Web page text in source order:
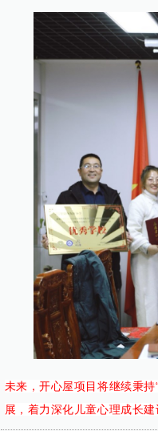
未来，开心屋项目将继续秉
展，着力深化儿童心理成长